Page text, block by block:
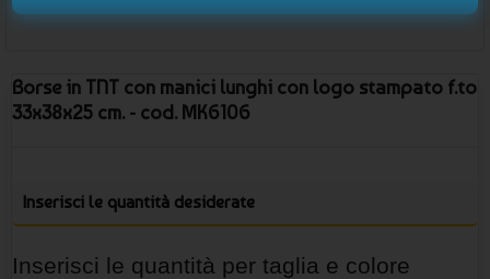
Borse in TNT con manici lunghi con logo stampato f.to
33x38x25 cm. - cod. MK6106
Inserisci le quantità desiderate
Inserisci le quantità per taglia e colore